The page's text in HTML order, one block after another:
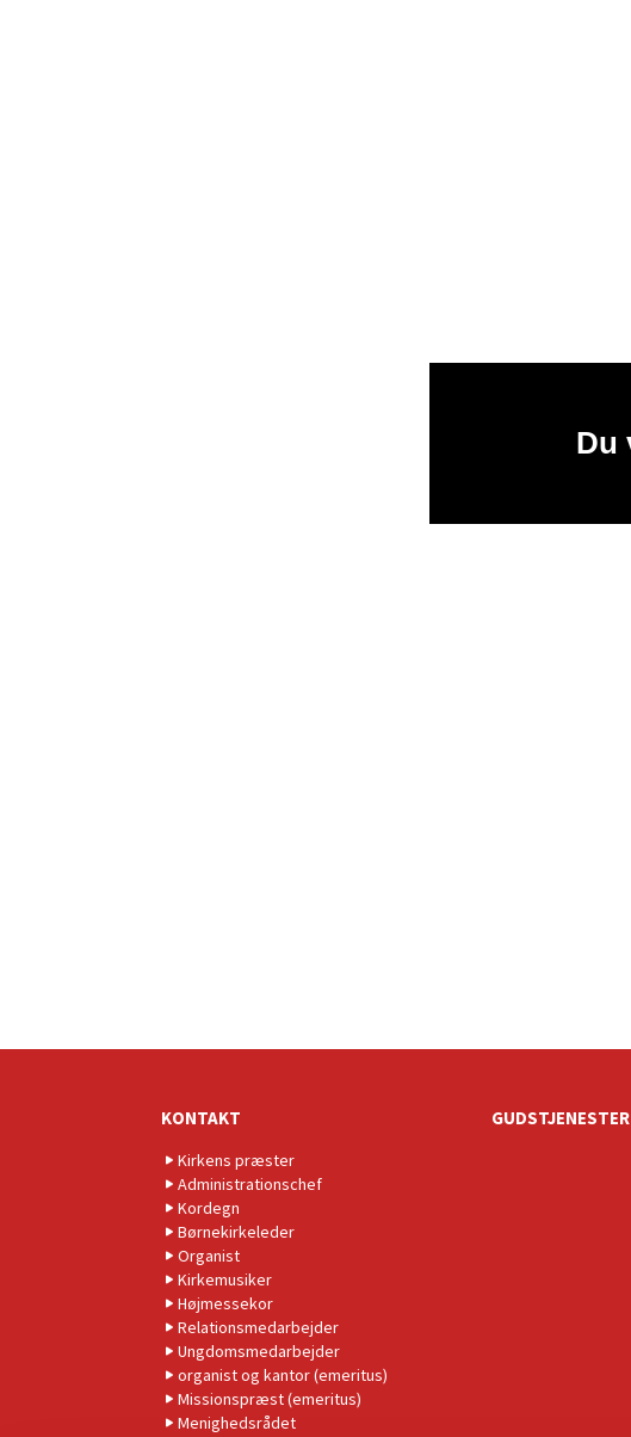
Du
KONTAKT
Kirkens præster
Administrationschef
Kordegn
Børnekirkeleder
Organist
Kirkemusiker
Højmessekor
Relationsmedarbejder
Ungdomsmedarbejder
organist og kantor (emeritus)
Missionspræst (emeritus)
Menighedsrådet
GUDSTJENESTER